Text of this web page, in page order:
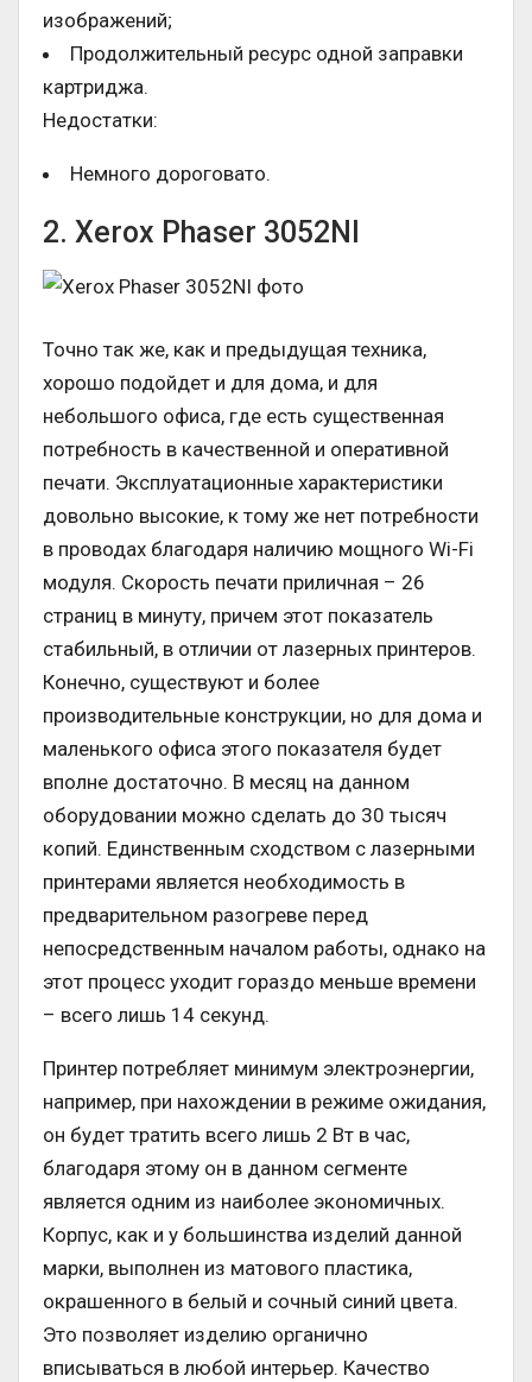
изображений;
Продолжительный ресурс одной заправки
картриджа.
Недостатки:
Немного дороговато.
2. Xerox Phaser 3052NI
Точно так же, как и предыдущая техника,
хорошо подойдет и для дома, и для
небольшого офиса, где есть существенная
потребность в качественной и оперативной
печати. Эксплуатационные характеристики
довольно высокие, к тому же нет потребности
в проводах благодаря наличию мощного Wi-Fi
модуля. Скорость печати приличная – 26
страниц в минуту, причем этот показатель
стабильный, в отличии от лазерных принтеров.
Конечно, существуют и более
производительные конструкции, но для дома и
маленького офиса этого показателя будет
вполне достаточно. В месяц на данном
оборудовании можно сделать до 30 тысяч
копий. Единственным сходством с лазерными
принтерами является необходимость в
предварительном разогреве перед
непосредственным началом работы, однако на
этот процесс уходит гораздо меньше времени
– всего лишь 14 секунд.
Принтер потребляет минимум электроэнергии,
например, при нахождении в режиме ожидания,
он будет тратить всего лишь 2 Вт в час,
благодаря этому он в данном сегменте
является одним из наиболее экономичных.
Корпус, как и у большинства изделий данной
марки, выполнен из матового пластика,
окрашенного в белый и сочный синий цвета.
Это позволяет изделию органично
вписываться в любой интерьер. Качество